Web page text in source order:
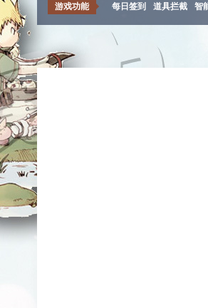
游戏功能 每日签到 道具拦截 智